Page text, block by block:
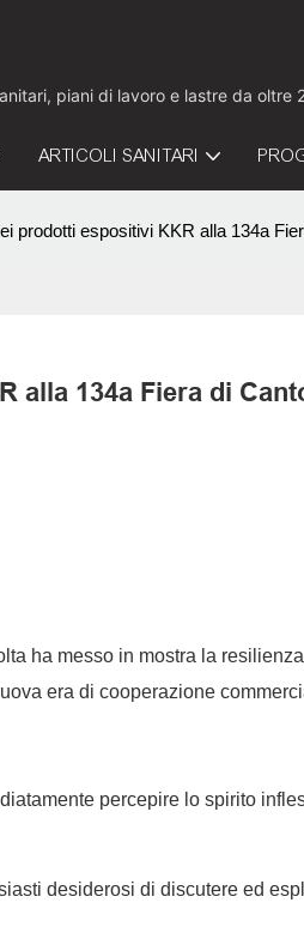
piani di lavoro e lastre da
ARTICOLI SANITARI
prodotti espositivi KKR alla 134a
alla 134a Fiera di
ha messo in mostra la
era di cooperazione
percepire lo spirito
desiderosi di discutere ed